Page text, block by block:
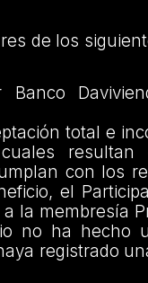
de los
Banco
total e
resultan
con los
el
la membresía
no ha hecho
registrado